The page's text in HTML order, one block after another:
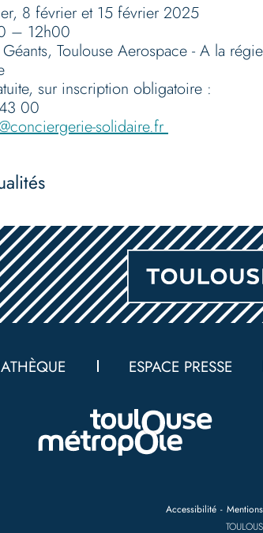
8 février et 15 février 2025
– 12h00
Toulouse Aerospace - A la
sur inscription obligatoire :
00
solidaire.fr
ESPACE PRESSE
Accessibilité